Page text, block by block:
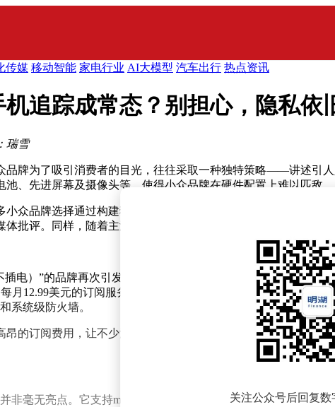
传媒 移动智能 家电行业 AI大模型 汽车出行 热点资讯
追踪成常态？别担心，隐私依
瑞雪
品牌为了吸引消费者的目光，往往采取一种独特策略——讲述引
、先进屏幕及摄像头等，使得小众品牌在硬件配置上难以匹敌。
小众品牌选择通过构建独特概念和故事来吸引消费者。然而，这
批评。同样，随着主流厂商掌握了高能量密度电池和机身防护
插电）”的品牌再次引发了关注。该品牌推出的新机，尽管在配
月12.99美元的订阅服务费，显得颇为高昂。Unplugged的卖点
系统级防火墙。
的订阅费用，让不少消费者质疑其性价比。尽管Unplugged强
非毫无亮点。它支持microSD卡扩展，这在当前存储空间日益
关注公众号后回复数